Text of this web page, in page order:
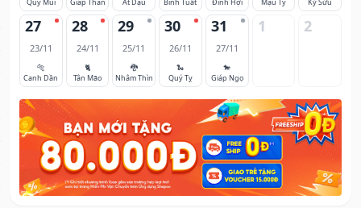
27
23/11
🐅
Canh Dần
28
24/11
🐈
Tân Mão
29
25/11
🐉
Nhâm Thìn
30
26/11
🐍
Quý Tỵ
31
27/11
🐎
Giáp Ngọ
1 2